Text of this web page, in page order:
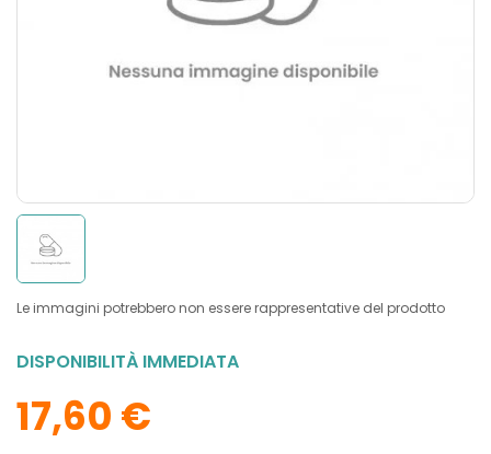
Le immagini potrebbero non essere rappresentative del prodotto
DISPONIBILITÀ IMMEDIATA
17,60 €